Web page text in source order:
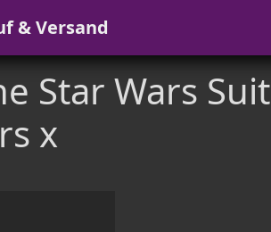
& Versand
Star Wars Suit
x